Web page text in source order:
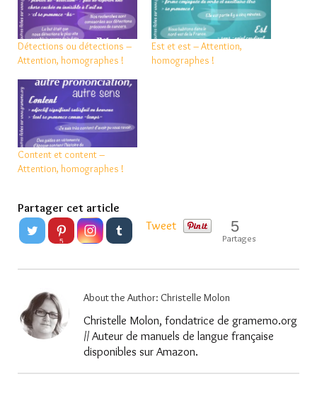
Détections ou détections –
Attention, homographes !
Est et est – Attention,
homographes !
Content et content –
Attention, homographes !
Partager cet article
5
Tweet 5
Partages
About the Author: Christelle Molon
Christelle Molon, fondatrice de gramemo.org
// Auteur de manuels de langue française
disponibles sur Amazon.